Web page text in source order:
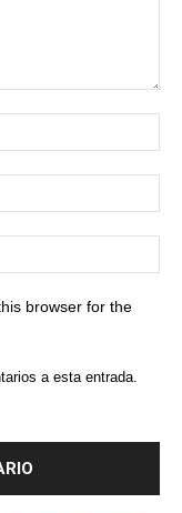
browser for the
a esta entrada.